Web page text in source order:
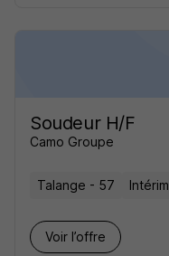
Soudeur H/F
Camo Groupe
Talange - 57 Intérim
Voir l’offre